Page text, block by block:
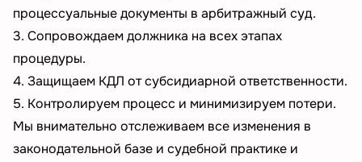
процессуальные документы в арбитражный суд.
3. Сопровождаем должника на всех этапах
процедуры.
4. Защищаем КДЛ от субсидиарной ответственности.
5. Контролируем процесс и минимизируем потери.
Мы внимательно отслеживаем все изменения в
законодательной базе и судебной практике и